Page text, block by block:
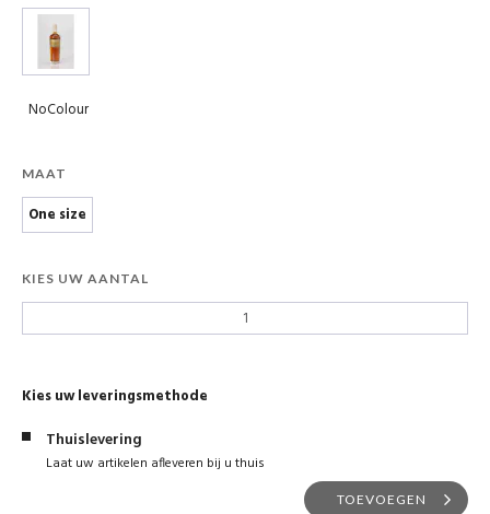
NoColour
MAAT
One size
KIES UW AANTAL
Kies uw leveringsmethode
Thuislevering
Laat uw artikelen afleveren bij u thuis
TOEVOEGEN